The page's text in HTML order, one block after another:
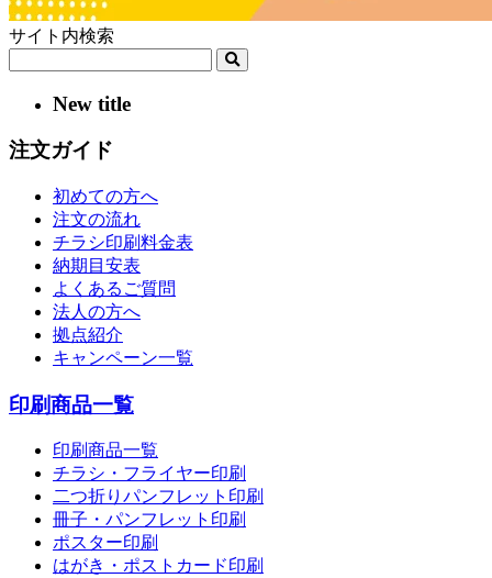
サイト内検索
New title
注文ガイド
初めての方へ
注文の流れ
チラシ印刷料金表
納期目安表
よくあるご質問
法人の方へ
拠点紹介
キャンペーン一覧
印刷商品一覧
印刷商品一覧
チラシ・フライヤー印刷
二つ折りパンフレット印刷
冊子・パンフレット印刷
ポスター印刷
はがき・ポストカード印刷